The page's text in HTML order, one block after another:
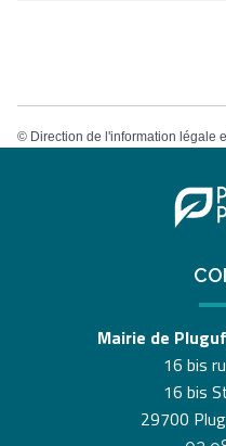
© Direction de l'information légale
Mairie de
16 bis
16 bis
29700